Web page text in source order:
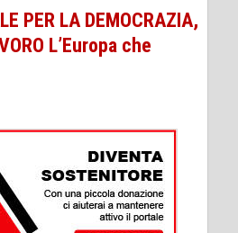
PER LA DEMOCRAZIA,
L’Europa che